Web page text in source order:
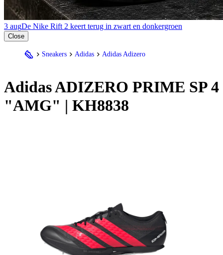
3 augDe Nike Rift 2 keert terug in zwart en donkergroen
Close
Sneakers Adidas Adidas Adizero
AdidasADIZERO PRIME SP 4
"AMG" | KH8838